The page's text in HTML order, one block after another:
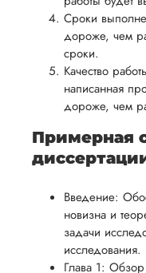
в
вам
способом,
удобным
для вас,
разумные
после
утверждения
возврат.
Сроки
дороже, чем
сроки.
Качество
написанная
дороже, чем
Примерная
Введение:
новизна и
задачи
исследования.
Глава 1: